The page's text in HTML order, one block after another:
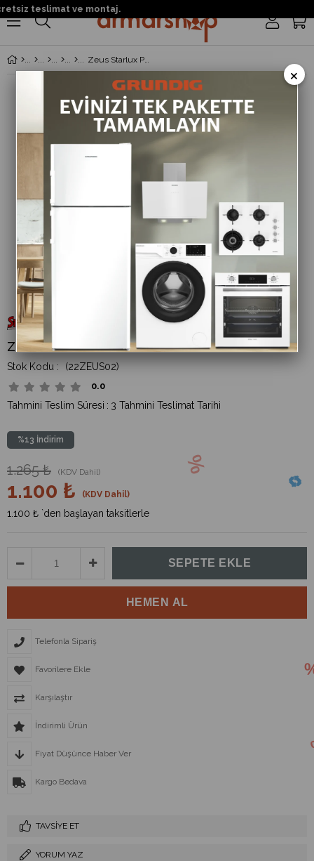
Zeus Starlux Plastik Kollu Koltuk Kahve
Zeus Starlux Plastik Kollu Koltuk Kahve
(22ZEUS02)
0.0
Tahmini Teslim Süresi : 3 Tahmini Teslimat Tarihi
%13 İndirim
1.265 ₺ (KDV Dahil)
1.100 ₺ (KDV Dahil)
1.100 ₺ `den başlayan taksitlerle
Telefonla Sipariş
Favorilere Ekle
Karşılaştır
İndirimli Ürün
Fiyat Düşünce Haber Ver
Kargo Bedava
TAVSIYE ET
YORUM YAZ
teslimat ve montaj.
×